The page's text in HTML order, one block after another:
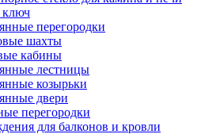
ключ
перегородки
шахты
кабины
лестницы
козырьки
двери
перегородки
для балконов и кровли